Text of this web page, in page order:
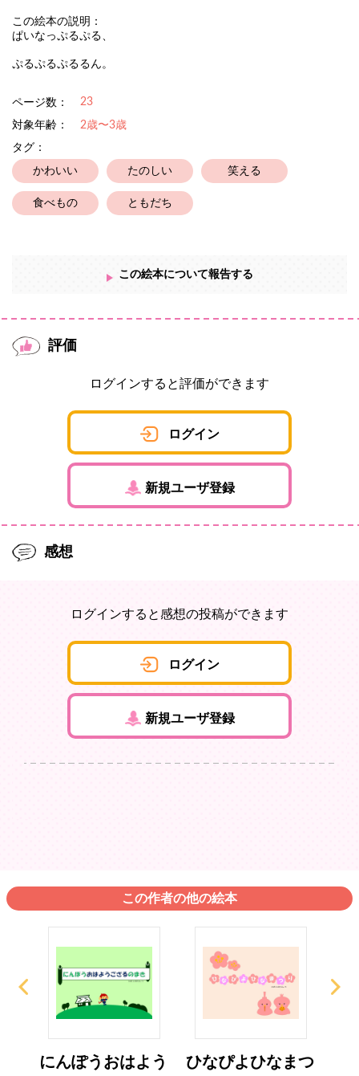
この絵本の説明：
ぱいなっぷるぷる、
ぷるぷるぷるるん。
ページ数： 23
対象年齢：
2歳〜3歳
タグ：
かわいい たのしい 笑える
食べもの ともだち
この絵本について報告する
評価
ログインすると評価ができます
ログイン
新規ユーザ登録
感想
ログインすると感想の投稿ができます
ログイン
新規ユーザ登録
この作者の他の絵本
にんぽうおはよう
ひなぴよひなまつ